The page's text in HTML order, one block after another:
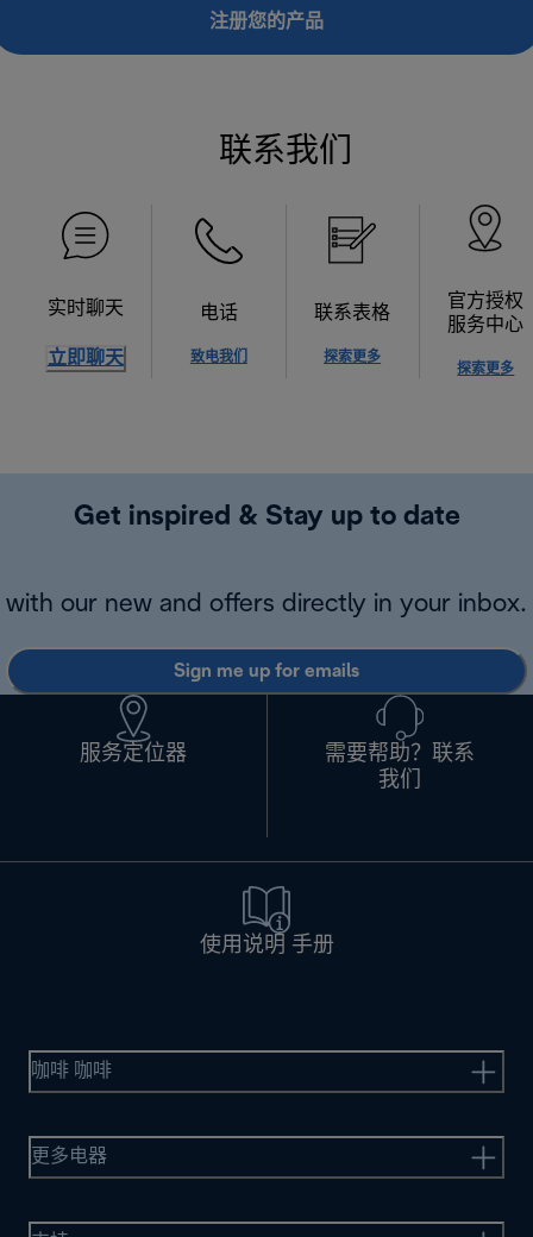
注册您的产品
联系我们
实时聊天
立即聊天
电话
致电我们
联系表格
探索更多
官方授权
服务中心
探索更多
Get inspired & Stay up to date
with our new and offers directly in your inbox.
Sign me up for emails
服务定位器
需要帮助？联系
我们
使用说明 手册
咖啡 咖啡
更多电器